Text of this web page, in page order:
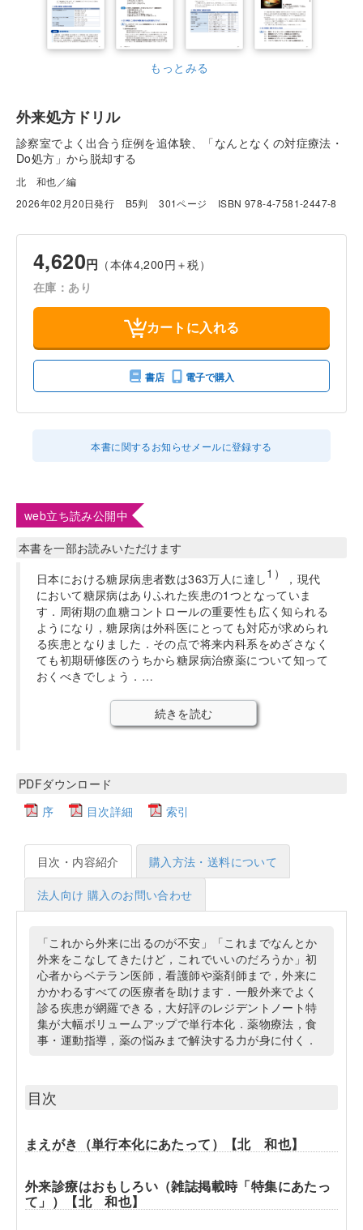
もっとみる
外来処方ドリル
診察室でよく出合う症例を追体験、「なんとなくの対症療法・
Do処方」から脱却する
北 和也／編
2026年02月20日発行
B5判 301ページ ISBN 978-4-7581-2447-8
4,620円 （本体4,200円＋税）
在庫：あり
カートに入れる
書店 電子で購入
本書に関するお知らせメールに登録する
web立ち読み公開中
本書を一部お読みいただけます
日本における糖尿病患者数は363万人に達し1）
，現代
において糖尿病はありふれた疾患の1つとなっていま
す．周術期の血糖コントロールの重要性も広く知られる
ようになり，糖尿病は外科医にとっても対応が求められ
る疾患となりました．その点で将来内科系をめざさなく
ても初期研修医のうちから糖尿病治療薬について知って
おくべきでしょう．…
続きを読む
PDFダウンロード
序
目次詳細 索引
目次・内容紹介 購入方法・送料について
法人向け 購入のお問い合わせ
「これから外来に出るのが不安」「これまでなんとか
外来をこなしてきたけど，これでいいのだろうか」初
心者からベテラン医師，看護師や薬剤師まで，外来に
かかわるすべての医療者を助けます．一般外来でよく
診る疾患が網羅できる，大好評のレジデントノート特
集が大幅ボリュームアップで単行本化．薬物療法，食
事・運動指導，薬の悩みまで解決する力が身に付く．
目次
まえがき（単行本化にあたって）【北 和也】
外来診療はおもしろい（雑誌掲載時「特集にあたっ
て」）【北 和也】